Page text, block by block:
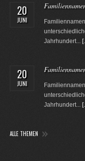
20
JUNI
Jahrhundert...
20
JUNI
Jahrhundert...
ALLE THEMEN